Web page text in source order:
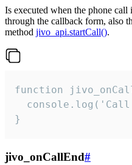
Is executed when the phone call
through the callback form, also
method jivo_api.startCall().
function
}
jivo_onCallEnd#